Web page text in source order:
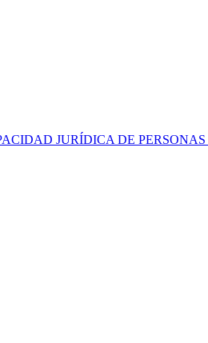
JURÍDICA DE